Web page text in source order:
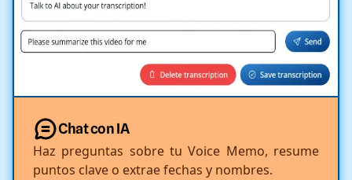
Chat con IA
Haz preguntas sobre tu Voice Memo, resume
puntos clave o extrae fechas y nombres.